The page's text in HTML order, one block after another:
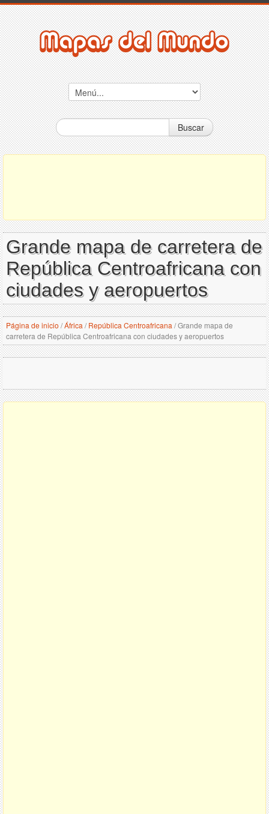
Buscar
Grande mapa de carretera de
República Centroafricana con
ciudades y aeropuertos
Página de inicio /África / República Centroafricana /Grande mapa de
carretera de República Centroafricana con ciudades y aeropuertos